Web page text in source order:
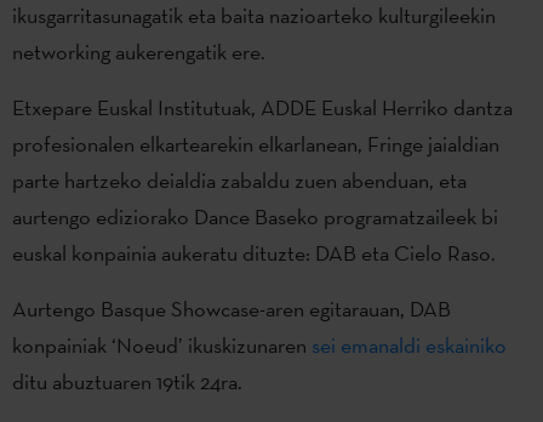
ikusgarritasunagatik eta baita nazioarteko kulturgileekin
networking aukerengatik ere.
Etxepare Euskal Institutuak, ADDE Euskal Herriko dantza
profesionalen elkartearekin elkarlanean, Fringe jaialdian
parte hartzeko deialdia zabaldu zuen abenduan, eta
aurtengo ediziorako Dance Baseko programatzaileek bi
euskal konpainia aukeratu dituzte: DAB eta Cielo Raso.
Aurtengo Basque Showcase-aren egitarauan, DAB
konpainiak ‘Noeud’ ikuskizunaren sei emanaldi eskainiko
ditu abuztuaren 19tik 24ra.